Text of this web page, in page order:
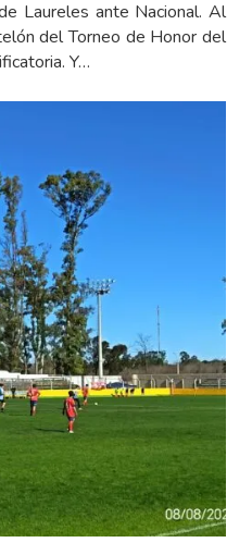
Laureles ante Nacional. Al
del Torneo de Honor del
Y…